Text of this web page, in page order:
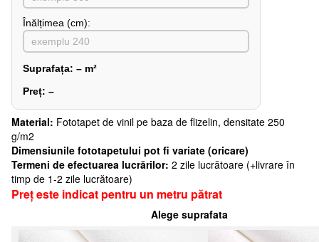
Înălțimea (cm):
Suprafața: – m²
Preț: –
Material: Fototapet de vinil pe baza de flizelin, densitate 250
g/m2
Dimensiunile fototapetului pot fi variate (oricare)
Termeni de efectuarea lucrărilor: 2 zile lucrătoare (+livrare în
timp de 1-2 zile lucrătoare)
Preț este indicat pentru un metru pătrat
Alege suprafata